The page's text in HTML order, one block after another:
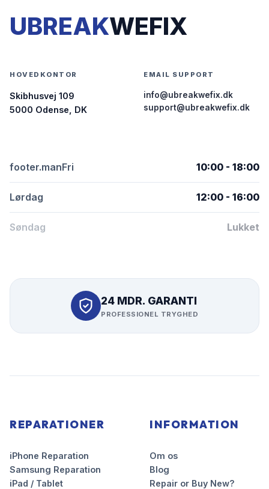
UBREAKWEFIX
HOVEDKONTOR
Skibhusvej 109
5000 Odense, DK
EMAIL SUPPORT
info@ubreakwefix.dk
support@ubreakwefix.dk
footer.manFri 10:00 - 18:00
Lørdag 12:00 - 16:00
Søndag Lukket
24 MDR. GARANTI
PROFESSIONEL TRYGHED
REPARATIONER
iPhone Reparation
Samsung Reparation
iPad / Tablet
INFORMATION
Om os
Blog
Repair or Buy New?